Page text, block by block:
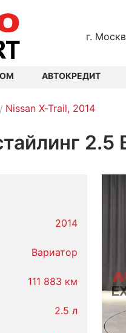
г.
АВТОКРЕДИТ
Nissan X-Trail, 2014
2.5
2014
Вариатор
111 883 км
2.5 л